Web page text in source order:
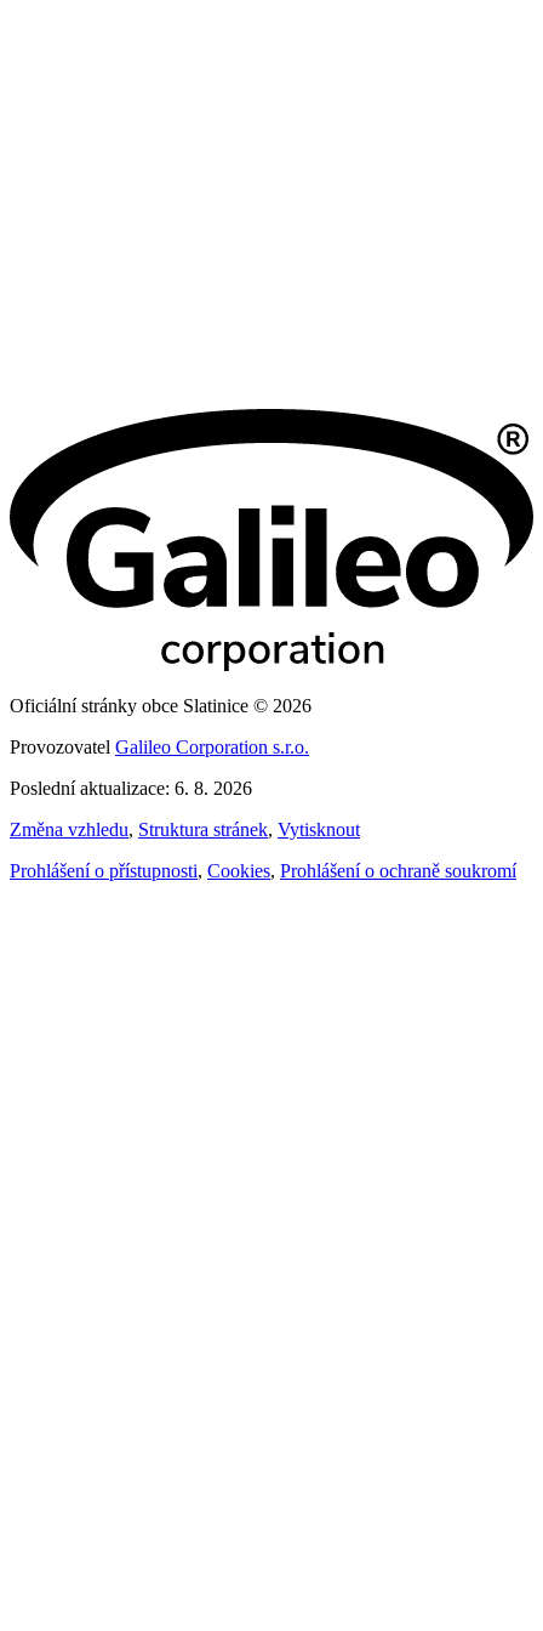
Oficiální stránky obce Slatinice © 2026
Provozovatel Galileo Corporation s.r.o.
Poslední aktualizace: 6. 8. 2026
Změna vzhledu, Struktura stránek, Vytisknout
Prohlášení o přístupnosti, Cookies, Prohlášení o ochraně soukromí